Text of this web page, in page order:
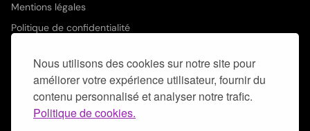
Nous utilisons des cookies sur notre site pour
améliorer votre expérience utilisateur, fournir du
contenu personnalisé et analyser notre trafic.
Politique de cookies.
Mentions légales
Politique de confidentialité